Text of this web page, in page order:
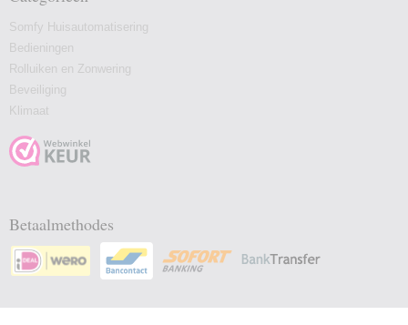
Somfy Huisautomatisering
Bedieningen
Rolluiken en Zonwering
Beveiliging
Klimaat
Betaalmethodes